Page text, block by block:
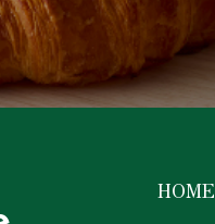
HOME